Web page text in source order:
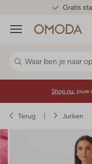
Gratis
Menu
Shop nu: jouw
Terug Jurken